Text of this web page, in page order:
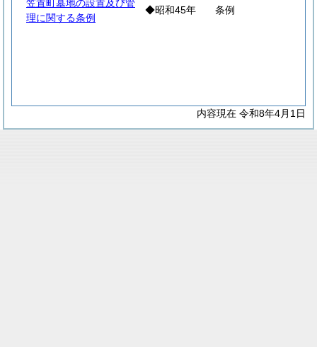
笠置町墓地の設置及び管
理に関する条例
◆昭和45年 条例
内容現在 令和8年4月1日